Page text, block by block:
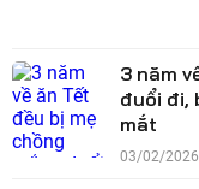
3 năm
đuổi đi,
mắt
03/02/2026